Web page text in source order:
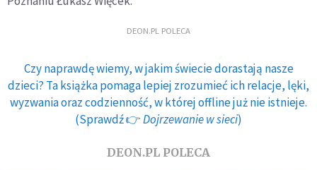
DEON.PL POLECA
Czy naprawdę wiemy, w jakim świecie dorastają nasze
dzieci? Ta książka pomaga lepiej zrozumieć ich relacje, lęki,
wyzwania oraz codzienność, w której offline już nie istnieje.
(Sprawdź 👉Dojrzewanie w sieci)
DEON.PL POLECA